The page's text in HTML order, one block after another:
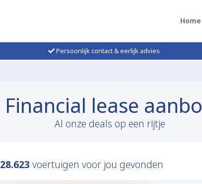
Home
Persoonlijk contact & eerlijk advies
Financial lease
Al onze deals op een rijtje
28.623 voertuigen voor jou gevonden